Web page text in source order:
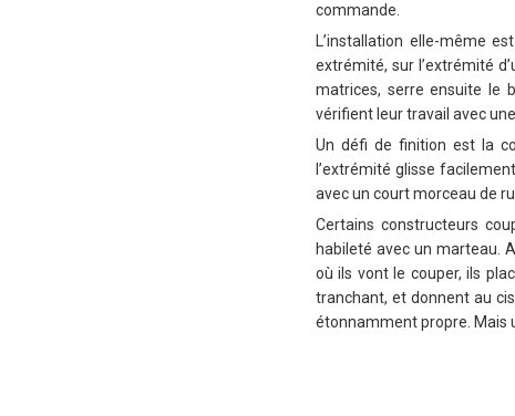
commande.
L’installation elle-même
extrémité, sur l’extrémité
matrices, serre ensuite le
vérifient leur travail avec
Un défi de finition est la
l’extrémité glisse
avec un court morceau de
Certains constructeurs
habileté avec un marteau.
où ils vont le couper, ils
tranchant, et donnent au
étonnamment propre. Mais